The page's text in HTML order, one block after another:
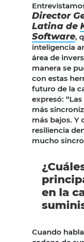
Director
Latina de
Software,
inteligencia
área de
manera se
con estas
futuro de la
expresó:
más
más bajos. Y
resiliencia
mucho
en la
Cuando